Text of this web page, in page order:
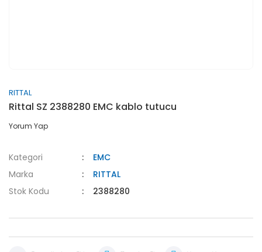
RITTAL
Rittal SZ 2388280 EMC kablo tutucu
Yorum Yap
Kategori
EMC
Marka
RITTAL
Stok Kodu
2388280